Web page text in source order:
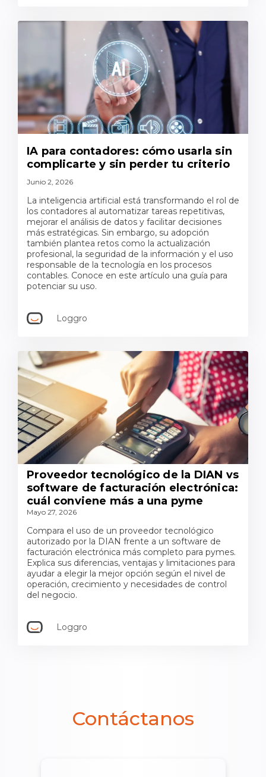
IA para contadores: cómo usarla sin
complicarte y sin perder tu criterio
Junio 2, 2026
La inteligencia artificial está transformando el rol de
los contadores al automatizar tareas repetitivas,
mejorar el análisis de datos y facilitar decisiones
más estratégicas. Sin embargo, su adopción
también plantea retos como la actualización
profesional, la seguridad de la información y el uso
responsable de la tecnología en los procesos
contables. Conoce en este artículo una guía para
potenciar su uso.
Loggro
Proveedor tecnológico de la DIAN vs
software de facturación electrónica:
cuál conviene más a una pyme
Mayo 27, 2026
Compara el uso de un proveedor tecnológico
autorizado por la DIAN frente a un software de
facturación electrónica más completo para pymes.
Explica sus diferencias, ventajas y limitaciones para
ayudar a elegir la mejor opción según el nivel de
operación, crecimiento y necesidades de control
del negocio.
Loggro
Contáctanos